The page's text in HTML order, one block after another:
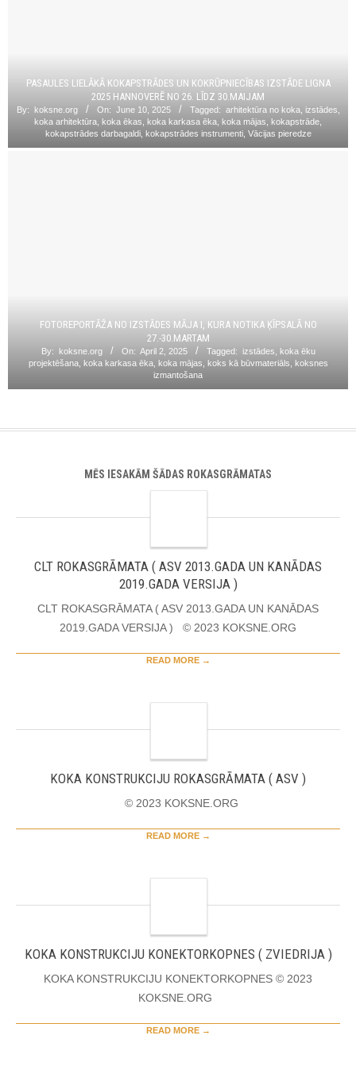
PASAULES LIELĀKĀ KOKAPSTRĀDES UN KOKRŪPNIECĪBAS IZSTĀDE LIGNA
2025 HANNOVERĒ NO 26. LĪDZ 30.MAIJAM
By: koksne.org On: June 10, 2025 Tagged: arhitektūra no koka izstādes
koka arhitektūra
koka ēkas koka karkasa ēka koka mājas kokapstrāde
kokapstrādes darbagaldi, kokapstrādes instrumenti, Vācijas pieredze
FOTOREPORTĀŽA NO IZSTĀDES MĀJA I, KURA NOTIKA ĶĪPSALĀ NO
27.-30.MARTAM
By: koksne.org On: April 2, 2025 Tagged: izstādes
koka ēku
projektēšana, koka karkasa ēka, koka mājas koks kā būvmateriāls
koksnes
izmantošana
MĒS IESAKĀM ŠĀDAS ROKASGRĀMATAS
CLT ROKASGRĀMATA ( ASV 2013.GADA UN KANĀDAS
2019.GADA VERSIJA )
CLT ROKASGRĀMATA ( ASV 2013.GADA UN KANĀDAS
2019.GADA VERSIJA ) © 2023 KOKSNE.ORG
READ MORE →
KOKA KONSTRUKCIJU ROKASGRĀMATA ( ASV )
© 2023 KOKSNE.ORG
READ MORE →
KOKA KONSTRUKCIJU KONEKTORKOPNES ( ZVIEDRIJA )
KOKA KONSTRUKCIJU KONEKTORKOPNES © 2023
KOKSNE.ORG
READ MORE →